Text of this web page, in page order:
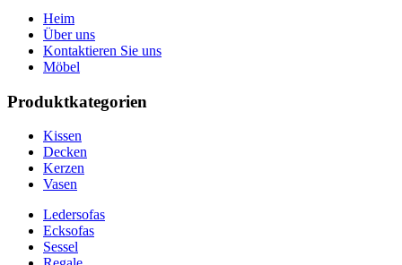
Heim
Über uns
Kontaktieren Sie uns
Möbel
Produktkategorien
Kissen
Decken
Kerzen
Vasen
Ledersofas
Ecksofas
Sessel